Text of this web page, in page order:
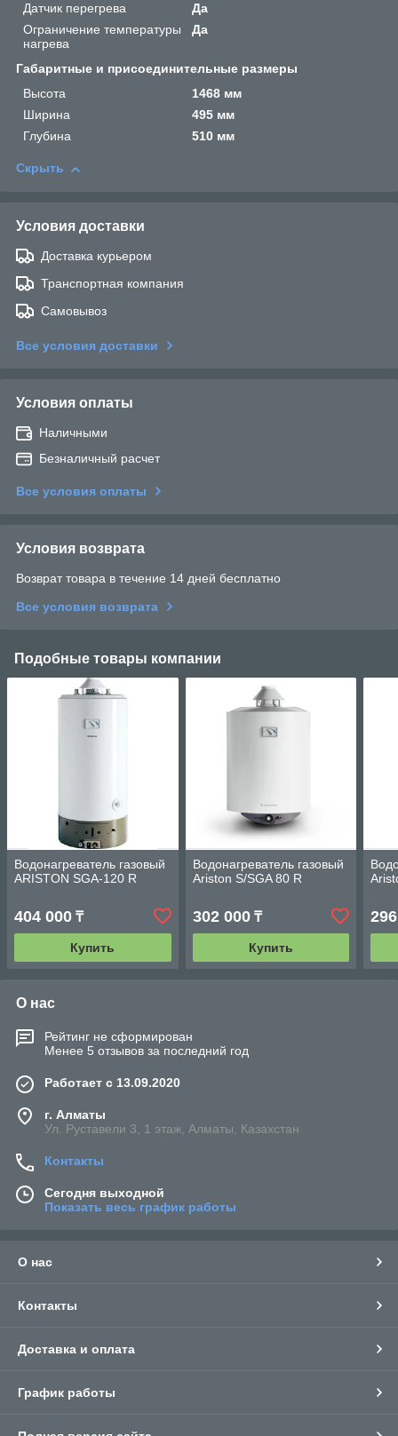
Датчик перегрева
Да
Ограничение температуры
нагрева
Да
Габаритные и присоединительные размеры
Высота
1468 мм
Ширина
495 мм
Глубина
510 мм
Скрыть
Условия доставки
Доставка курьером
Транспортная компания
Самовывоз
Все условия доставки
Условия оплаты
Наличными
Безналичный расчет
Все условия оплаты
Условия возврата
Возврат товара в течение 14 дней бесплатно
Все условия возврата
Подобные товары компании
Водонагреватель газовый
ARISTON SGA-120 R
404 000 ₸
Купить
Водонагреватель газовый
Ariston S/SGA 80 R
302 000₸
Купить
О нас
Рейтинг не сформирован
Менее 5 отзывов за последний год
Работает с 13.09.2020
г. Алматы
Ул. Руставели 3, 1 этаж, Алматы, Казахстан
Контакты
Сегодня выходной
Показать весь график работы
О нас
Контакты
Доставка и оплата
График работы